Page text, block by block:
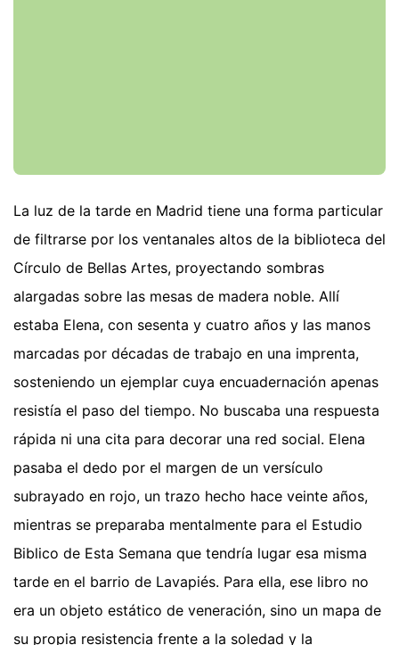
La luz de la tarde en Madrid tiene una forma particular
de filtrarse por los ventanales altos de la biblioteca del
Círculo de Bellas Artes, proyectando sombras
alargadas sobre las mesas de madera noble. Allí
estaba Elena, con sesenta y cuatro años y las manos
marcadas por décadas de trabajo en una imprenta,
sosteniendo un ejemplar cuya encuadernación apenas
resistía el paso del tiempo. No buscaba una respuesta
rápida ni una cita para decorar una red social. Elena
pasaba el dedo por el margen de un versículo
subrayado en rojo, un trazo hecho hace veinte años,
mientras se preparaba mentalmente para el Estudio
Biblico de Esta Semana que tendría lugar esa misma
tarde en el barrio de Lavapiés. Para ella, ese libro no
era un objeto estático de veneración, sino un mapa de
su propia resistencia frente a la soledad y la